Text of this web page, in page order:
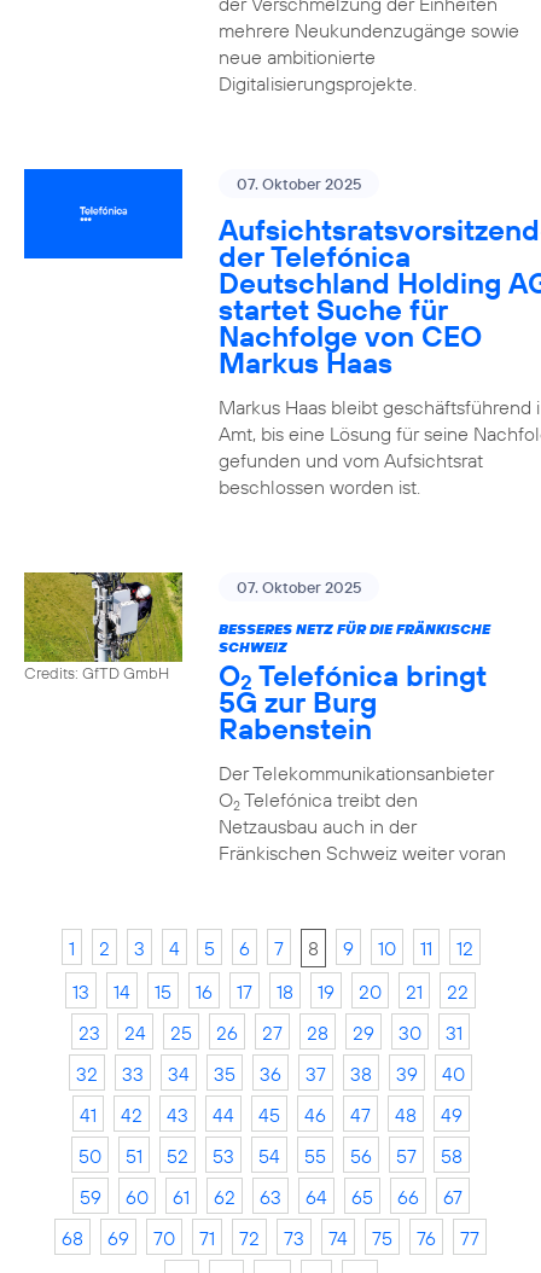
mehrere Neukundenzugänge sowie
neue ambitionierte
Digitalisierungsprojekte.
07. Oktober 2025
der Telefónica
Deutschland Holding
startet Suche für
Nachfolge von CEO
Markus Haas
Markus Haas bleibt geschäftsführend
Amt, bis eine Lösung für seine
gefunden und vom Aufsichtsrat
beschlossen worden ist.
Credits: GfTD GmbH
07. Oktober 2025
BESSERES NETZ FÜR DIE FRÄNKISCHE
SCHWEIZ
O2 Telefónica bringt
5G zur Burg
Rabenstein
Der Telekommunikationsanbieter
O2Telefónica treibt den
Netzausbau auch in der
Fränkischen Schweiz weiter voran
1 2 3 4 5 6 7 8 9 10 11
12
13
14 15 16 17 18 19 20 21
22
23
24 25 26 27 28 29 30
31
32
33 34 35 36 37 38 39
40
41
42 43 44 45 46 47 48
49
50
51 52 53 54 55 56 57
58
59
60 61 62 63 64 65 66
67
68
69 70 71 72 73 74 75 76
77